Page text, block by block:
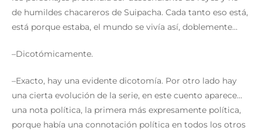
de humildes chacareros de Suipacha. Cada tanto eso está,
está porque estaba, el mundo se vivía así, doblemente…
–Dicotómicamente.
–Exacto, hay una evidente dicotomía. Por otro lado hay
una cierta evolución de la serie, en este cuento aparece…
una nota política, la primera más expresamente política,
porque había una connotación política en todos los otros